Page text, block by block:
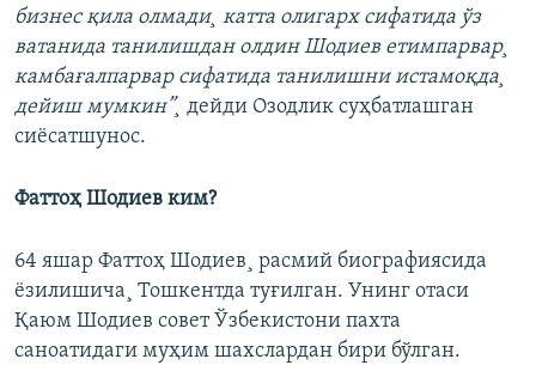
бизнес қила олмади¸ катта олигарх сифатида ўз
ватанида танилишдан олдин Шодиев етимпарвар¸
камбағалпарвар сифатида танилишни истамоқда¸
дейиш мумкин”¸ дейди Озодлик суҳбатлашган
сиëсатшунос.
Фаттоҳ Шодиев ким?
64 яшар Фаттоҳ Шодиев¸ расмий биографиясида
ëзилишича¸ Тошкентда туғилган. Унинг отаси
Қаюм Шодиев совет Ўзбекистони пахта
саноатидаги муҳим шахслардан бири бўлган.